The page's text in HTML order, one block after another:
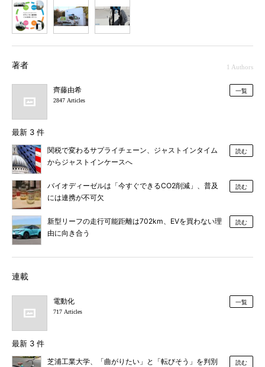
著者 1 Authors
齊藤由希
2847 Articles
一覧
最新 3 件
関税で変わるサプライチェーン、ジャストインタイム
からジャストインケースへ
読む
バイオディーゼルは「今すぐできるCO2削減」、普及
には連携が不可欠
読む
新型リーフの走行可能距離は702km、EVを買わない理
由に向き合う
読む
連載
電動化
717 Articles
一覧
最新 3 件
芝浦工業大学、「曲がりたい」と「転びそう」を判別
読む